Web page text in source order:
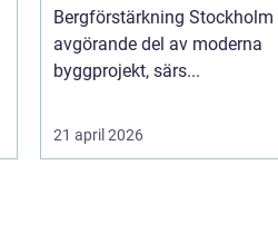
Bergförstärkning Stockholm
avgörande del av moderna
byggprojekt, särs...
21 april 2026